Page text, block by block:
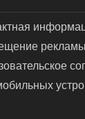
рекламы